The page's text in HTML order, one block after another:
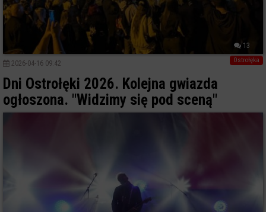
13
Ostrołęka
2026-04-16 09:42
Dni Ostrołęki 2026. Kolejna gwiazda
ogłoszona. "Widzimy się pod sceną"